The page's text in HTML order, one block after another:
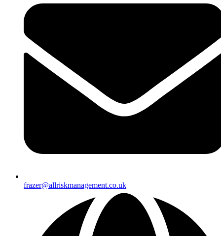
frazer@allriskmanagement.co.uk